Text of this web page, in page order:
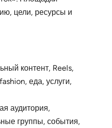
цели, ресурсы и
контент, Reels,
еда, услуги,
аудитория,
группы, события,